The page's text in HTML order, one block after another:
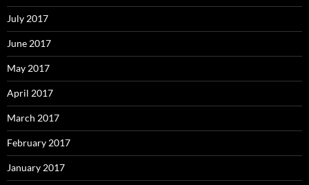
July 2017
June 2017
May 2017
April 2017
March 2017
February 2017
January 2017